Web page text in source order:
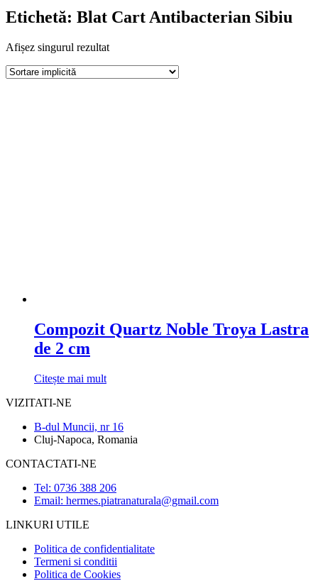
Etichetă: Blat Cart Antibacterian Sibiu
Afișez singurul rezultat
Compozit Quartz Noble Troya Lastra
de 2 cm
Citește mai mult
VIZITATI-NE
B-dul Muncii, nr 16
Cluj-Napoca, Romania
CONTACTATI-NE
Tel: 0736 388 206
Email: hermes.piatranaturala@gmail.com
LINKURI UTILE
Politica de confidentialitate
Termeni si conditii
Politica de Cookies